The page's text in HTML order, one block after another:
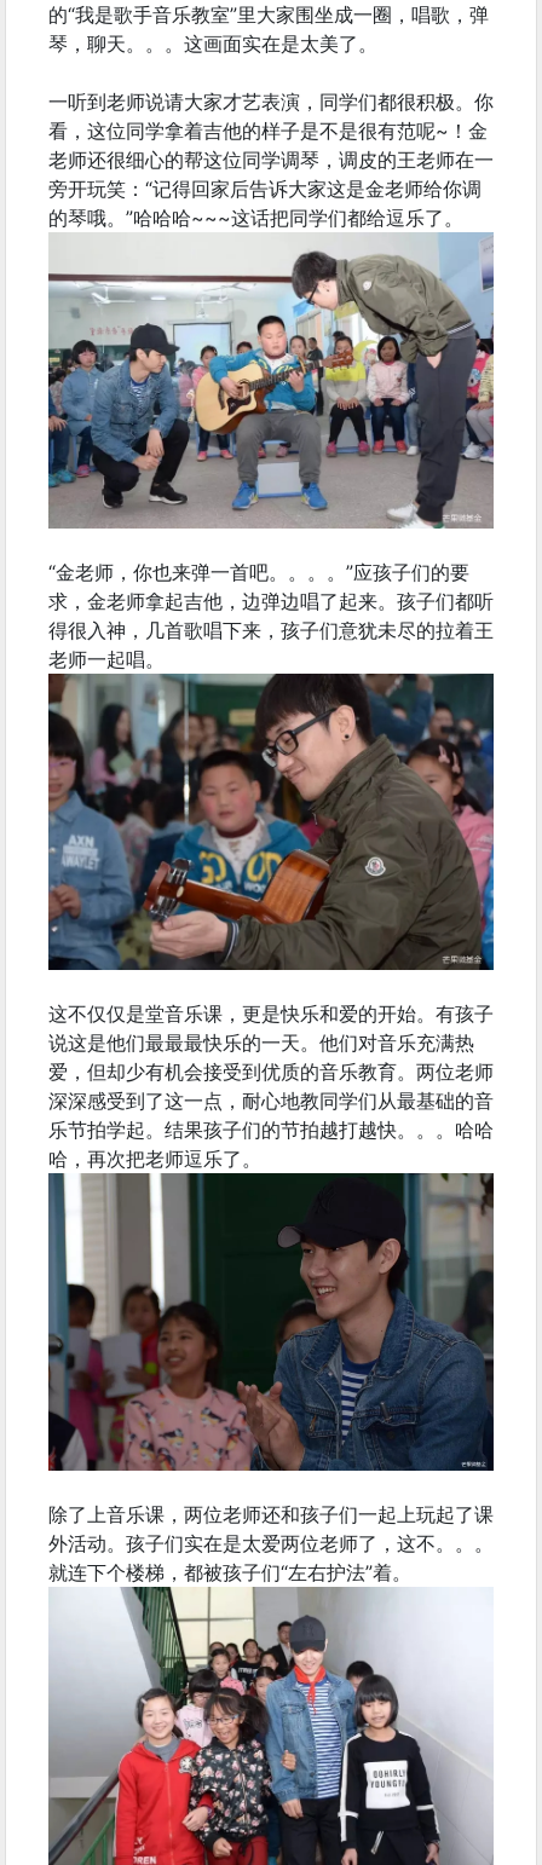
的“我是歌手音乐教室”里大家围坐成一圈，唱歌，弹
琴，聊天。。。这画面实在是太美了。
一听到老师说请大家才艺表演，同学们都很积极。你
看，这位同学拿着吉他的样子是不是很有范呢~！金
老师还很细心的帮这位同学调琴，调皮的王老师在一
旁开玩笑：“记得回家后告诉大家这是金老师给你调
的琴哦。”哈哈哈~~~这话把同学们都给逗乐了。
“金老师，你也来弹一首吧。。。。”应孩子们的要
求，金老师拿起吉他，边弹边唱了起来。孩子们都听
得很入神，几首歌唱下来，孩子们意犹未尽的拉着王
老师一起唱。
这不仅仅是堂音乐课，更是快乐和爱的开始。有孩子
说这是他们最最最快乐的一天。他们对音乐充满热
爱，但却少有机会接受到优质的音乐教育。两位老师
深深感受到了这一点，耐心地教同学们从最基础的音
乐节拍学起。结果孩子们的节拍越打越快。。。哈哈
哈，再次把老师逗乐了。
除了上音乐课，两位老师还和孩子们一起上玩起了课
外活动。孩子们实在是太爱两位老师了，这不。。。
就连下个楼梯，都被孩子们“左右护法”着。